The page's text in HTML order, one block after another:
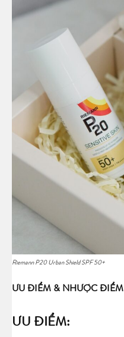
Riemann P20 Urban Shield SPF 50+
ƯU ĐIỂM & NHƯỢC ĐIỂM
ƯU ĐIỂM: